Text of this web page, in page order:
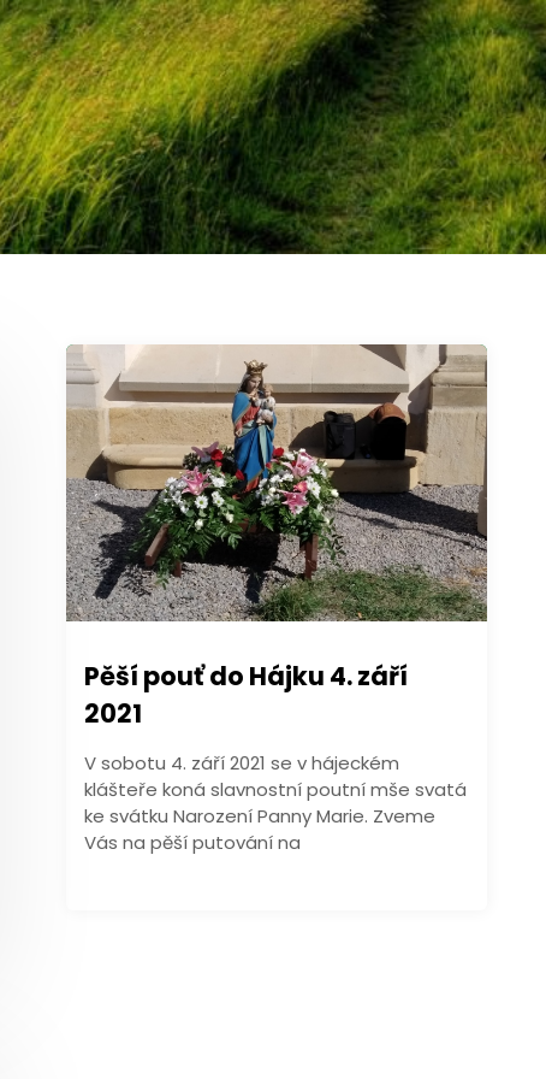
Pěší pouť do Hájku 4. září
2021
V sobotu 4. září 2021 se v hájeckém
klášteře koná slavnostní poutní mše svatá
ke svátku Narození Panny Marie. Zveme
Vás na pěší putování na